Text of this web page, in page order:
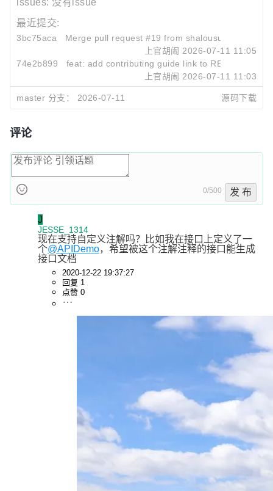
issues: 没有issue
最近提交:
3bc75aca
Merge pull request #19 from shalousun/master
上官胡闹 2026-07-11 11:05
74e2b899
feat: add contributing guide link to README files
上官胡闹 2026-07-11 11:03
127b73bc
Merge pull request #18 from shalousun/master
2026-07-11 02:01
master 分支： 2026-07-11 源码下载
评论
0/500 发 布
J
JESSE_1314
现在支持自定义注解吗？比如我在接口上定义了一
个@APIDemo，希望被这个注解注释的接口能生成
接口文档
2020-12-22 19:37:27
回复 1
点赞 0